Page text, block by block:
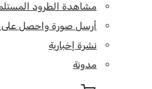
مشاهدة الطرود
أرسل صورة واحصل على -
نشرة إخبارية
مدونة